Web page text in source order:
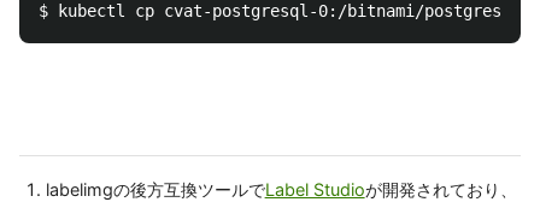
labelimgの後方互換ツールでLabel Studioが開発されており、